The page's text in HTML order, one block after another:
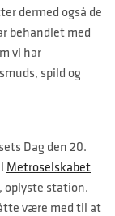
dermed også de
behandlet med
vi har
spild og
Dag den 20.
Metroselskabet
oplyste station.
være med til at